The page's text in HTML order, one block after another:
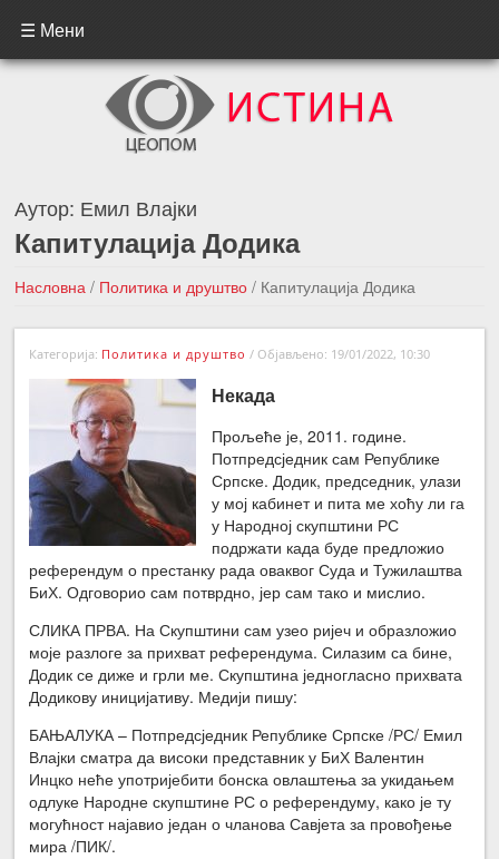
☰ Мени
Аутор: Емил Влајки
Капитулација Додика
Насловна / Политика и друштво / Капитулација Додика
←Претходна вест
Следећа вест →
Категорија: Политика и друштво / Објављено: 19/01/2022, 10:30
Некада
Прољеће је, 2011. године.
Потпредсједник сам Републике
Српске. Додик, председник, улази
у мој кабинет и пита ме хоћу ли га
у Народној скупштини РС
подржати када буде предложио
референдум о престанку рада оваквог Суда и Тужилаштва
БиХ. Одговорио сам потврдно, јер сам тако и мислио.
СЛИКА ПРВА. На Скупштини сам узео ријеч и образложио
моје разлоге за прихват референдума. Силазим са бине,
Додик се диже и грли ме. Скупштина једногласно прихвата
Додикову иницијативу. Медији пишу:
БАЊАЛУКА – Потпредсједник Републике Српске /РС/ Емил
Влајки сматра да високи представник у БиХ Валентин
Инцко неће употријебити бонска овлаштења за укидањем
одлуке Народне скупштине РС о референдуму, како је ту
могућност најавио један о чланова Савјета за провођење
мира /ПИК/.